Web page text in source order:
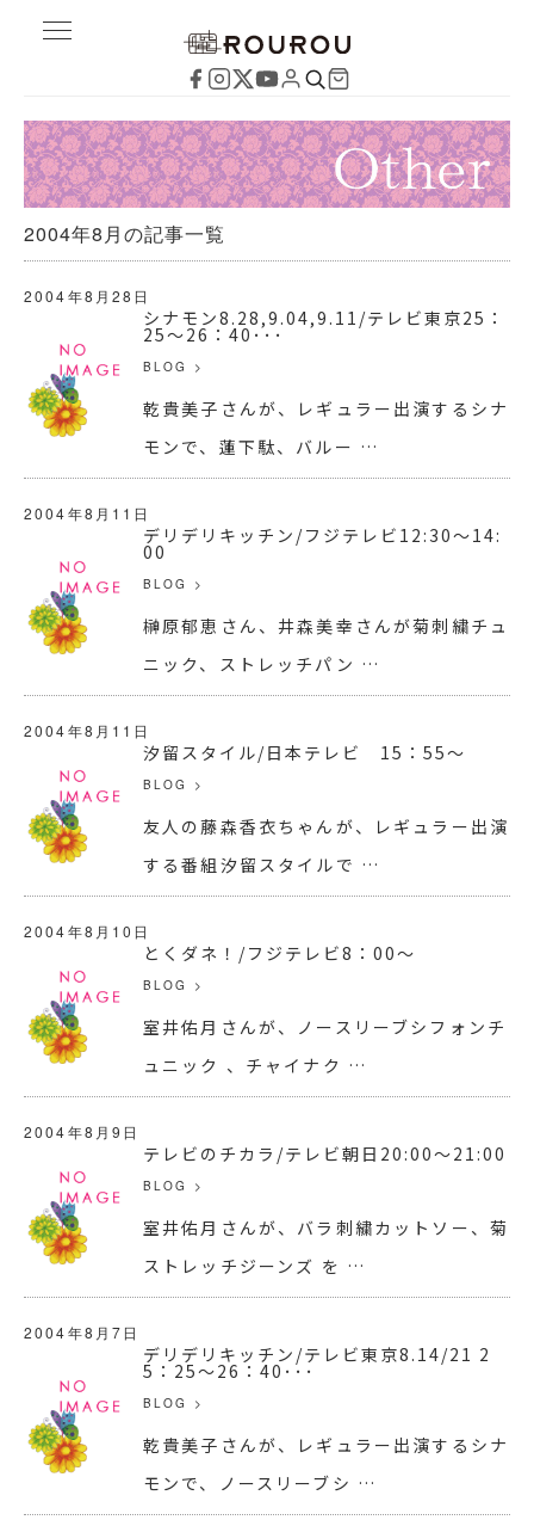
2004年8月の記事一覧
2004年8月28日
シナモン8.28,9.04,9.11/テレビ東京25：
25～26：40･･･
BLOG >
乾貴美子さんが、レギュラー出演するシナ
モンで、蓮下駄、バルー …
2004年8月11日
デリデリキッチン/フジテレビ12:30～14:
00
BLOG >
榊原郁恵さん、井森美幸さんが菊刺繍チュ
ニック、ストレッチパン …
2004年8月11日
汐留スタイル/日本テレビ 15：55～
BLOG >
友人の藤森香衣ちゃんが、レギュラー出演
する番組汐留スタイルで …
2004年8月10日
とくダネ！/フジテレビ8：00～
BLOG >
室井佑月さんが、ノースリーブシフォンチ
ュニック 、チャイナク …
2004年8月9日
テレビのチカラ/テレビ朝日20:00～21:00
BLOG >
室井佑月さんが、バラ刺繍カットソー、菊
ストレッチジーンズ を …
2004年8月7日
デリデリキッチン/テレビ東京8.14/21 2
5：25～26：40･･･
BLOG >
乾貴美子さんが、レギュラー出演するシナ
モンで、ノースリーブシ …